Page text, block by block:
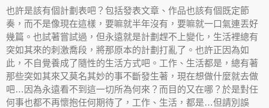
也許是該有個計劃表吧？包括發表文章、作品也該有個既定節
奏，而不是像現在這樣，要嘛就半年沒有，要嘛就一口氣連丟好
幾篇。也試著嘗試過，但永遠就是計劃趕不上變化，生活裡總有
突如其來的刺激喬段，將那原本的計劃打亂了。也許正因為如
此，不自覺養成了隨性的生活方式吧。工作、生活都是，總有著
那些突如其來又莫名其妙的事不斷發生著，現在想做什麼就去做
吧…因為永遠看不到這一切所為何來？而目的又在哪？於是對任
何事也都不再懷抱任何期待了，工作、生活，都是…但請別誤